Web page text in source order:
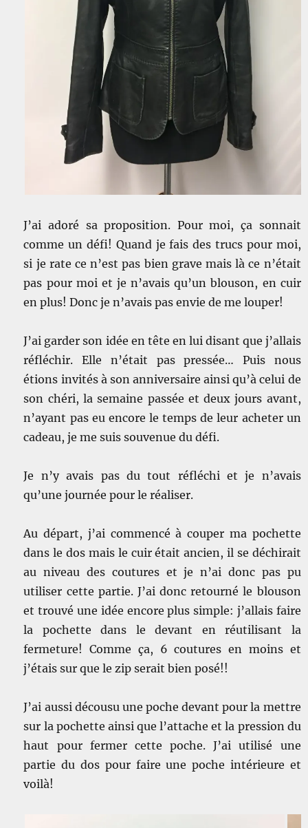
J’ai adoré sa proposition. Pour moi, ça sonnait
comme un défi! Quand je fais des trucs pour moi,
si je rate ce n’est pas bien grave mais là ce n’était
pas pour moi et je n’avais qu’un blouson, en cuir
en plus! Donc je n’avais pas envie de me louper!
J’ai garder son idée en tête en lui disant que j’allais
réfléchir. Elle n’était pas pressée… Puis nous
étions invités à son anniversaire ainsi qu’à celui de
son chéri, la semaine passée et deux jours avant,
n’ayant pas eu encore le temps de leur acheter un
cadeau, je me suis souvenue du défi.
Je n’y avais pas du tout réfléchi et je n’avais
qu’une journée pour le réaliser.
Au départ, j’ai commencé à couper ma pochette
dans le dos mais le cuir était ancien, il se déchirait
au niveau des coutures et je n’ai donc pas pu
utiliser cette partie. J’ai donc retourné le blouson
et trouvé une idée encore plus simple: j’allais faire
la pochette dans le devant en réutilisant la
fermeture! Comme ça, 6 coutures en moins et
j’étais sur que le zip serait bien posé!!
J’ai aussi décousu une poche devant pour la mettre
sur la pochette ainsi que l’attache et la pression du
haut pour fermer cette poche. J’ai utilisé une
partie du dos pour faire une poche intérieure et
voilà!